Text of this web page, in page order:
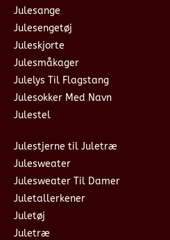
Julesange
Julesengetøj
Juleskjorte
Julesmåkager
Julelys Til Flagstang
Julesokker Med Navn
Julestel
Julestjerne til Juletræ
Julesweater
Julesweater Til Damer
Juletallerkener
Juletøj
Juletræ